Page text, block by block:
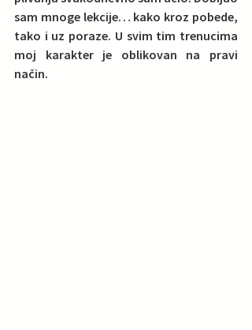
sam mnoge lekcije… kako kroz pobede,
tako i uz poraze. U svim tim trenucima
moj karakter je oblikovan na pravi
način.